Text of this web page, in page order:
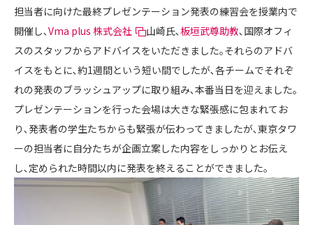
担当者に向けた最終プレゼンテーション発表の練習会を授業内で
開催し､Vma plus 株式会社 山崎氏､板垣武尊助教､国際オフィ
スのスタッフからアドバイスをいただきました｡それらのアドバ
イスをもとに､約1週間という短い間でしたが､各チームでそれぞ
れの発表のブラッシュアップに取り組み､本番当日を迎えました｡
プレゼンテーションを行った会場は大きな緊張感に包まれてお
り､発表者の学生たちからも緊張が伝わってきましたが､東京タワ
ーの担当者に自分たちが企画立案した内容をしっかりとお伝え
し､定められた時間以内に発表を終えることができました。